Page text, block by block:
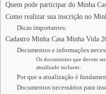
Quem pode participar do Minha
Como realizar sua inscrição no
Dicas importantes:
Cadastro Minha Casa Minha Vida
Documentos e informações
Os documentos que devem
atualizado incluem:
Por que a atualização é
Documentos necessários para